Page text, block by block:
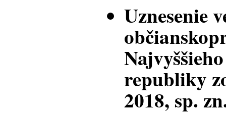
Uznesenie
republiky
2018, sp.